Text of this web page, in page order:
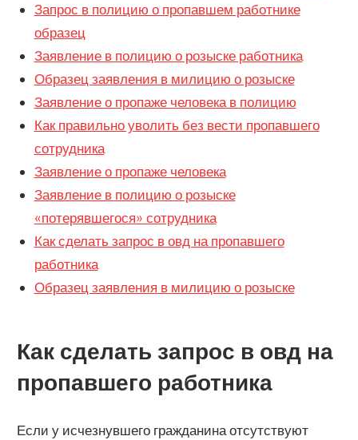
Запрос в полицию о пропавшем работнике
образец
Заявление в полицию о розыске работника
Образец заявления в милицию о розыске
Заявление о пропаже человека в полицию
Как правильно уволить без вести пропавшего
сотрудника
Заявление о пропаже человека
Заявление в полицию о розыске
«потерявшегося» сотрудника
Как сделать запрос в овд на пропавшего
работника
Образец заявления в милицию о розыске
Как сделать запрос в овд на
пропавшего работника
Если у исчезнувшего гражданина отсутствуют